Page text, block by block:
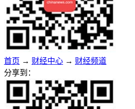
首页 → 财经中心 → 财经频道
分享到：